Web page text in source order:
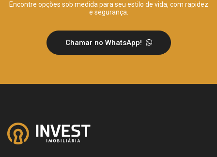
Encontre opções sob medida para seu estilo de vida, com rapidez
e segurança.
Chamar no WhatsApp!